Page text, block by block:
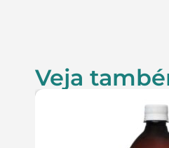
Veja